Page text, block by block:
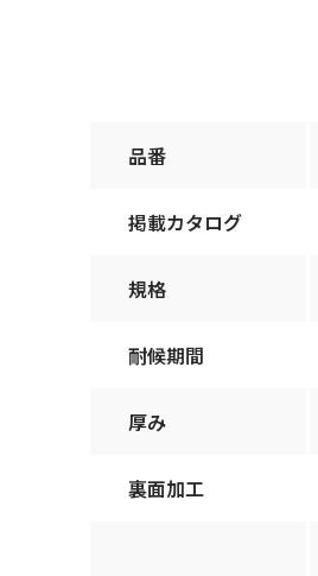
品番
掲載カタログ
規格
耐候期間
厚み
裏面加工